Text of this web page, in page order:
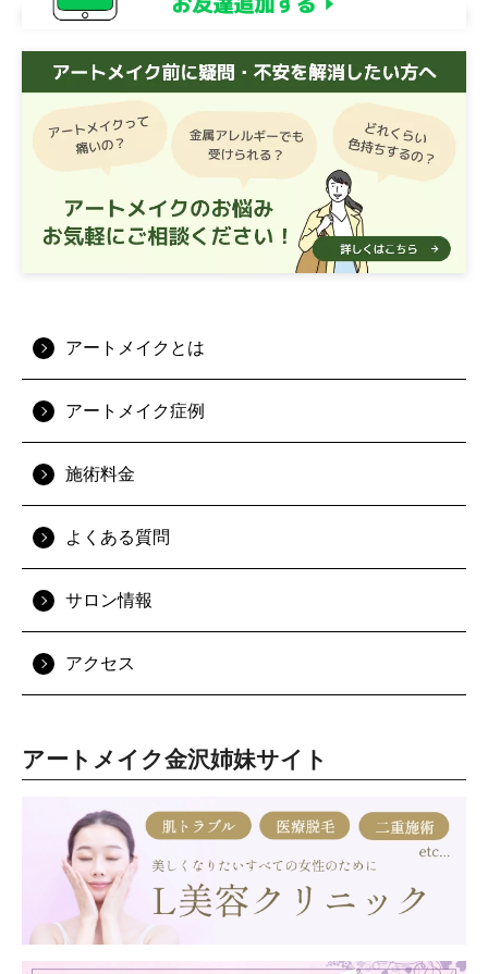
アートメイクとは
アートメイク症例
施術料金
よくある質問
サロン情報
アクセス
アートメイク金沢姉妹サイト